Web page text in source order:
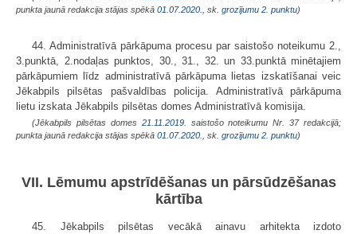
punkta jaunā redakcija stājas spēkā 01.07.2020. , sk. grozījumu 2. punktu)
44. Administratīvā pārkāpuma procesu par saistošo noteikumu 2.,
3.punktā, 2.nodaļas punktos, 30., 31., 32. un 33.punktā minētajiem
pārkāpumiem līdz administratīvā pārkāpuma lietas izskatīšanai veic
Jēkabpils pilsētas pašvaldības policija. Administratīvā pārkāpuma
lietu izskata Jēkabpils pilsētas domes Administratīvā komisija.
(Jēkabpils pilsētas domes 21.11.2019.
saistošo noteikumu Nr. 37 redakcijā;
punkta jaunā redakcija stājas spēkā 01.07.2020. , sk. grozījumu 2. punktu)
VII. Lēmumu apstrīdēšanas un pārsūdzēšanas
kārtība
45. Jēkabpils pilsētas vecākā ainavu arhitekta izdoto